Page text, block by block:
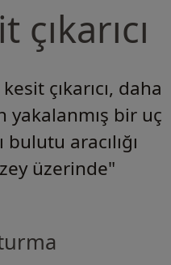
çıkarıcı, daha
yakalanmış bir uç
aracılığı
üzerinde"